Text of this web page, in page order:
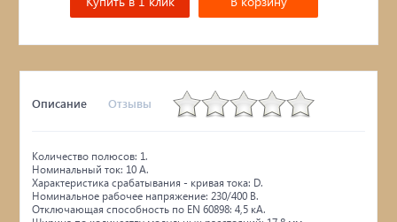
Описание Отзывы
Количество полюсов: 1.
Номинальный ток: 10 А.
Характеристика срабатывания - кривая тока: D.
Номинальное рабочее напряжение: 230/400 В.
Отключающая способность по EN 60898: 4,5 кА.